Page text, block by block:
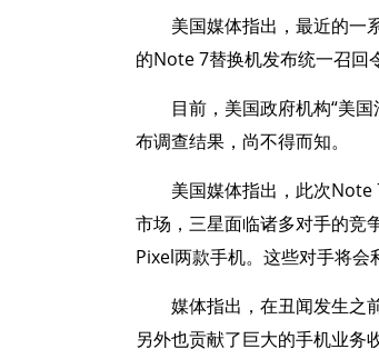
美国媒体指出，最近的一
的Note 7替换机发布统一召回
目前，美国政府机构“美
布调查结果，尚不得而知。
美国媒体指出，此次
市场，三星面临诸多对手的竞
Pixel两款手机。这些对手将会
媒体指出，在丑闻发生之
另外也贡献了巨大的手机业务收